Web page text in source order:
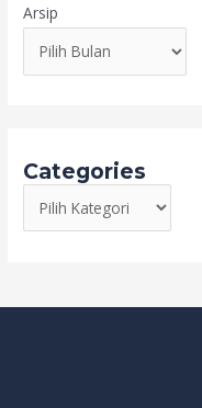
Arsip
Categories